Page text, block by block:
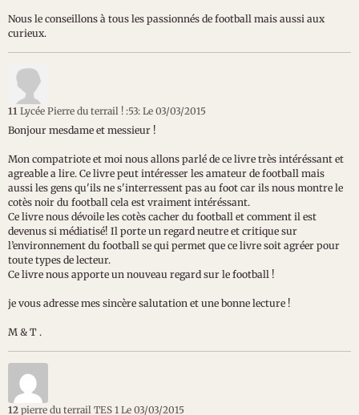
Nous le conseillons à tous les passionnés de football mais aussi aux
curieux.
11 Lycée Pierre du terrail ! :53: Le 03/03/2015
Bonjour mesdame et messieur !
Mon compatriote et moi nous allons parlé de ce livre très intéréssant et
agreable a lire. Ce livre peut intéresser les amateur de football mais
aussi les gens qu'ils ne s'interressent pas au foot car ils nous montre le
cotès noir du football cela est vraiment intéréssant.
Ce livre nous dévoile les cotès cacher du football et comment il est
devenus si médiatisé! Il porte un regard neutre et critique sur
l’environnement du football se qui permet que ce livre soit agréer pour
toute types de lecteur.
Ce livre nous apporte un nouveau regard sur le football !
je vous adresse mes sincère salutation et une bonne lecture !
M & T .
12 pierre du terrail TES 1 Le 03/03/2015